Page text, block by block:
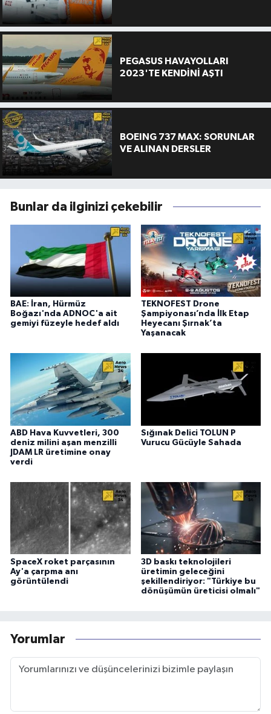
PEGASUS HAVAYOLLARI
2023'TE KENDİNİ AŞTI
BOEING 737 MAX: SORUNLAR
VE ALINAN DERSLER
Bunlar da ilginizi çekebilir
BAE: İran, Hürmüz
Boğazı'nda ADNOC'a ait
gemiyi füzeyle hedef aldı
TEKNOFEST Drone
Şampiyonası’nda İlk Etap
Heyecanı Şırnak’ta
Yaşanacak
ABD Hava Kuvvetleri, 300
deniz milini aşan menzilli
JDAM LR üretimine onay
verdi
Sığınak Delici TOLUN P
Vurucu Gücüyle Sahada
SpaceX roket parçasının
Ay'a çarpma anı
görüntülendi
3D baskı teknolojileri
üretimin geleceğini
şekillendiriyor: "Türkiye bu
dönüşümün üreticisi olmalı"
Yorumlar